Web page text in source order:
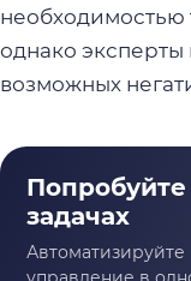
необходимостью
однако
возможных